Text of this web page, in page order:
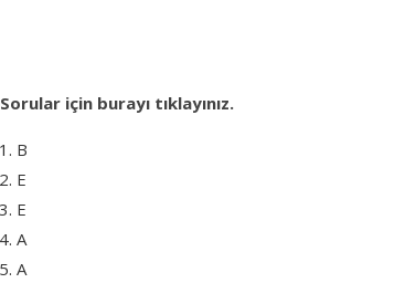
Sorular için burayı tıklayınız.
B
E
E
A
A